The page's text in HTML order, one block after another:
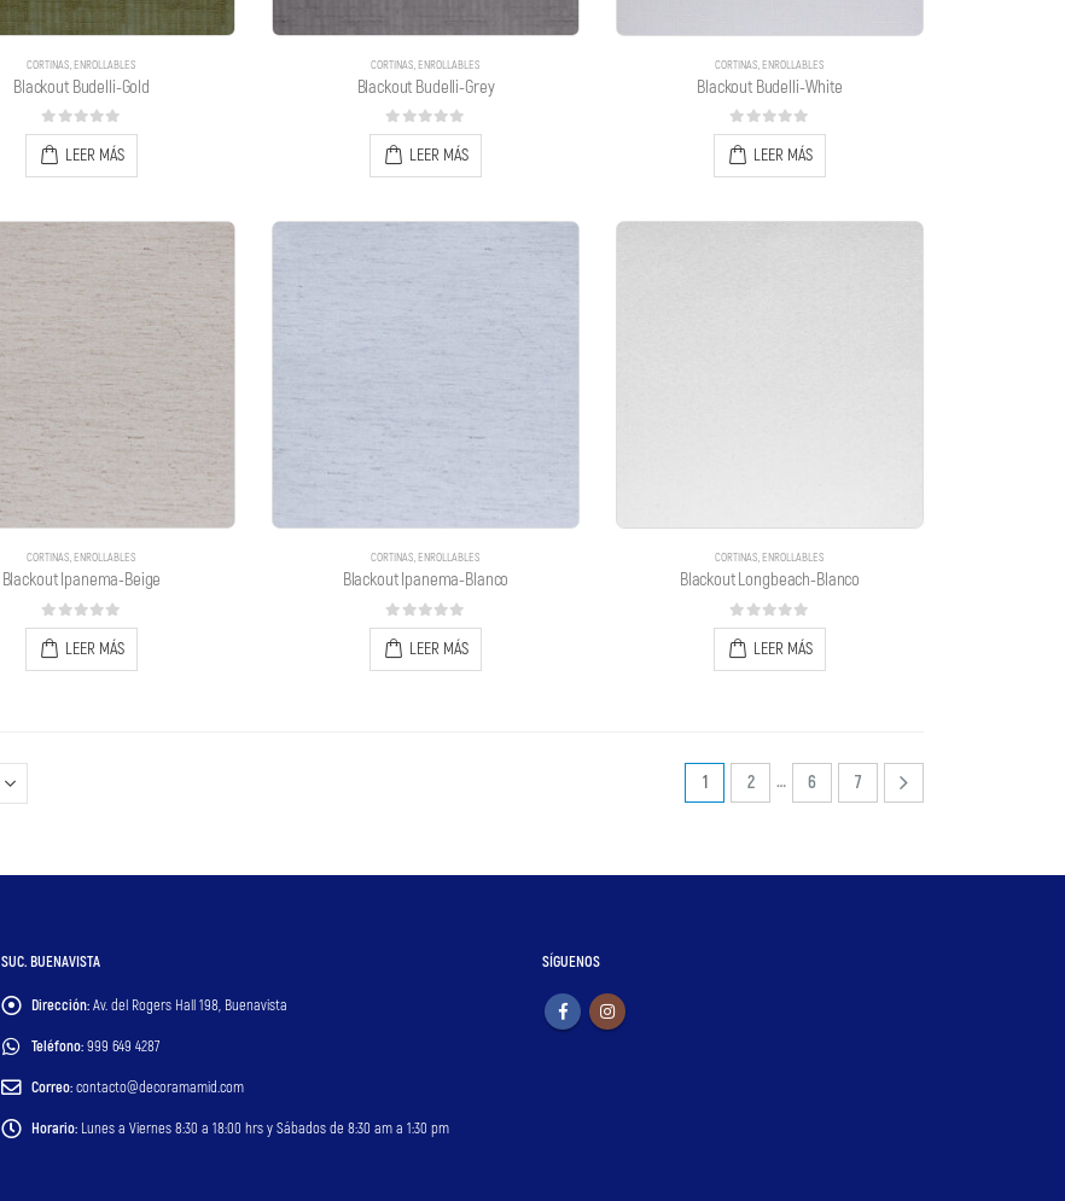
CORTINAS, ENROLLABLES
Blackout Budelli-Gold
0out of 5
LEER MÁS
CORTINAS, ENROLLABLES
Blackout Budelli-Grey
0out of 5
LEER MÁS
CORTINAS, ENROLLABLES
Blackout Budelli-White
0out of 5
LEER MÁS
CORTINAS,ENROLLABLES
Blackout Ipanema-Beige
0out of 5
LEER MÁS
CORTINAS,ENROLLABLES
Blackout Ipanema-Blanco
0out of 5
LEER MÁS
CORTINAS,ENROLLABLES
Blackout Longbeach-Blanco
0out of 5
LEER MÁS
1 2 … 6 7
SUC. BUENAVISTA
Dirección:Av. del Rogers Hall 198, Buenavista
Teléfono:999 649 4287
Correo:contacto@decoramamid.com
Horario: Lunes a Viernes 8:30 a 18:00 hrs y Sábados de 8:30 am a 1:30 pm
SÍGUENOS